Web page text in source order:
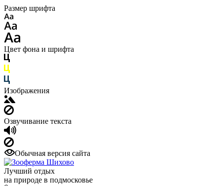
Размер шрифта
Цвет фона и шрифта
Изображения
Озвучивание текста
Обычная версия сайта
Лучший отдых
на природе в подмосковье